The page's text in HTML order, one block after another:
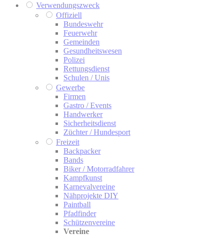
Verwendungszweck
Offiziell
Bundeswehr
Feuerwehr
Gemeinden
Gesundheitswesen
Polizei
Rettungsdienst
Schulen / Unis
Gewerbe
Firmen
Gastro / Events
Handwerker
Sicherheitsdienst
Züchter / Hundesport
Freizeit
Backpacker
Bands
Biker / Motorradfahrer
Kampfkunst
Karnevalvereine
Nähprojekte DIY
Paintball
Pfadfinder
Schützenvereine
Vereine